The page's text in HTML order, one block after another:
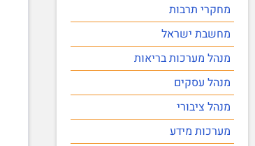
מחקרי תרבות
מחשבת ישראל
מנהל מערכות בריאות
מנהל עסקים
מנהל ציבורי
מערכות מידע